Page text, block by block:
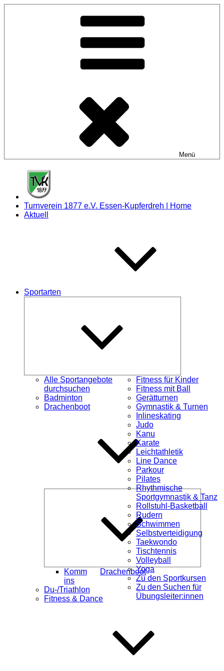
Menü
Turnverein 1877 e.V. Essen-Kupferdreh | Home
Aktuell
Sportarten
Alle Sportangebote
durchsuchen
Badminton
Drachenboot
öffnen
Komm
ins
Drachenboot
Du-/Triathlon
Fitness & Dance
Fitness für Kinder
Fitness mit Ball
Gerätturnen
Gymnastik & Turnen
Inlineskating
Judo
Kanu
Karate
Leichtathletik
Line Dance
Parkour
Pilates
Rhythmische
Sportgymnastik & Tanz
Rollstuhl-Basketball
Rudern
Schwimmen
Selbstverteidigung
Taekwondo
Tischtennis
Volleyball
Yoga
Zu den Sportkursen
Zu den Suchen für
Übungsleiter:innen